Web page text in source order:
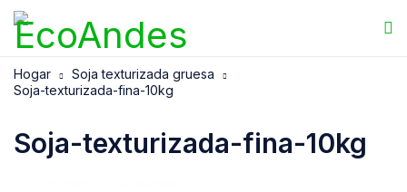
Hogar
Soja texturizada gruesa
Soja-texturizada-fina-10kg
Soja-texturizada-fina-10kg